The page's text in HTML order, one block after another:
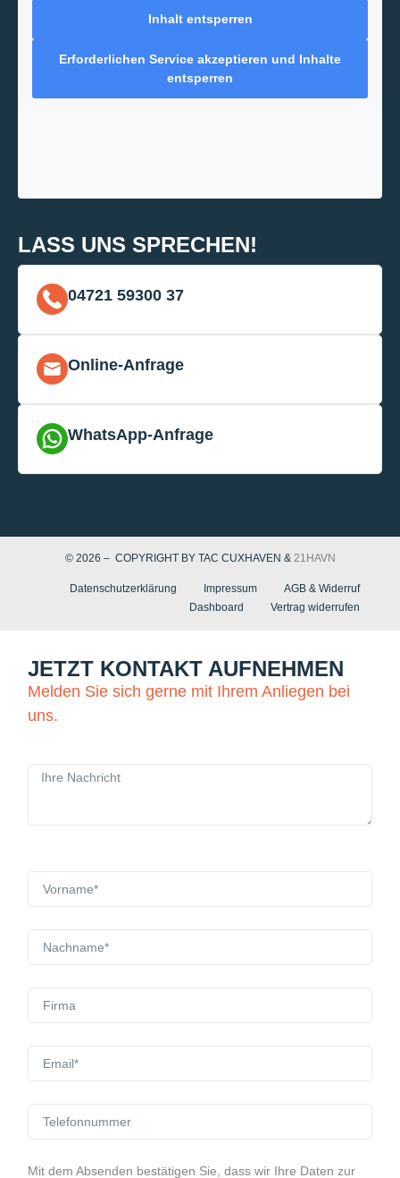
Inhalt entsperren
Erforderlichen Service akzeptieren und Inhalte
entsperren
LASS UNS SPRECHEN!
04721 59300 37
Online-Anfrage
WhatsApp-Anfrage
© 2026 – COPYRIGHT BY TAC CUXHAVEN & 21HAVN
Datenschutzerklärung Impressum
AGB & Widerruf
Dashboard
Vertrag widerrufen
JETZT KONTAKT AUFNEHMEN
Melden Sie sich gerne mit Ihrem Anliegen bei
uns.
Mit dem Absenden bestätigen Sie, dass wir Ihre Daten zur